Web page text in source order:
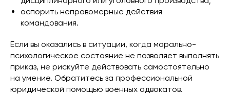
оспорить неправомерные действия
командования.
Если вы оказались в ситуации, когда морально-
психологическое состояние не позволяет выполнять
приказ, не рискуйте действовать самостоятельно
на умение. Обратитесь за профессиональной
юридической помощью военных адвокатов.